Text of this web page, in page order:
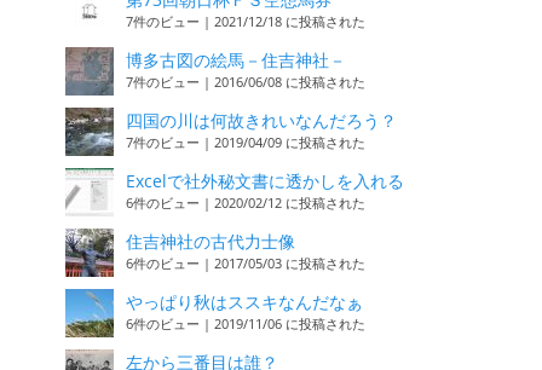
7件のビュー | 2021/12/18 に投稿された
博多古図の絵馬－住吉神社－
7件のビュー | 2016/06/08 に投稿された
四国の川は何故きれいなんだろう？
7件のビュー | 2019/04/09 に投稿された
Excelで社外秘文書に透かしを入れる
6件のビュー | 2020/02/12 に投稿された
住吉神社の古代力士像
6件のビュー | 2017/05/03 に投稿された
やっぱり秋はススキなんだなぁ
6件のビュー | 2019/11/06 に投稿された
左から三番目は誰？